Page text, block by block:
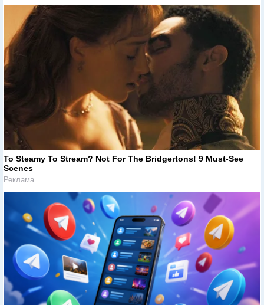
To Steamy To Stream? Not For The Bridgertons! 9 Must-See
Scenes
Реклама